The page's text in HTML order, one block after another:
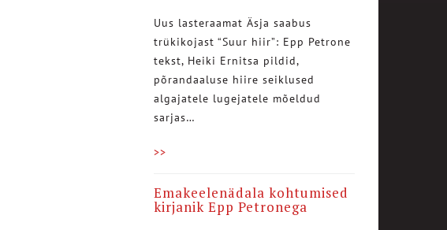
Uus lasteraamat Äsja saabus
trükikojast “Suur hiir”: Epp Petrone
tekst, Heiki Ernitsa pildid,
põrandaaluse hiire seiklused
algajatele lugejatele mõeldud
sarjas…
>>
Emakeelenädala kohtumised
kirjanik Epp Petronega